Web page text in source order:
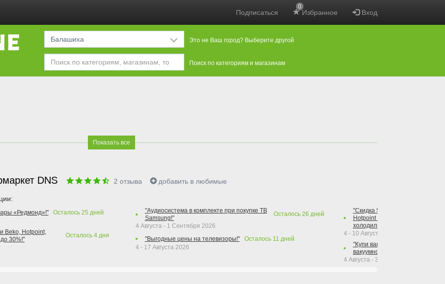
Подписаться Избранное
0
Вход
Балашиха Это не Ваш город? Выберите другой
Поиск по категориям и магазинам
Показать все
DNS 2 отзыва добавить в любимые
«Редмонд»!" Осталось 25 дней
Beko, Hotpoint,
30%!"
Осталось 4дня
"Аудиосистема в комплекте при покупке ТВ
Samsung!"
Осталось 26 дней
4 Августа - 1 Сентября 2026
"Выгодные цены на телевизоры!"
Осталось 11 дней
4 - 17 Августа 2026
"Скидка 50% на варочную
Hotpoint при покупке духового
холодильника Hotpoint!"
4 - 10 Августа 2026
"Купи вакуумный упаковщик +
вакуумного упаковщика =
4 Августа - 30 Сентября 2026